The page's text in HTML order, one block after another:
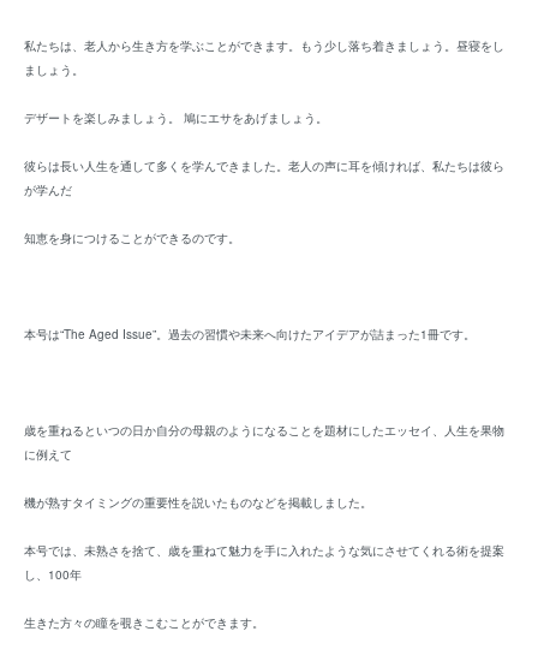
私たちは、老人から生き方を学ぶことができます。もう少し落ち着きましょう。昼寝をし
ましょう。
デザートを楽しみましょう。 鳩にエサをあげましょう。
彼らは長い人生を通して多くを学んできました。老人の声に耳を傾ければ、私たちは彼ら
が学んだ
知恵を身につけることができるのです。
本号は“The Aged Issue”。過去の習慣や未来へ向けたアイデアが詰まった1冊です。
歳を重ねるといつの日か自分の母親のようになることを題材にしたエッセイ、人生を果物
に例えて
機が熟すタイミングの重要性を説いたものなどを掲載しました。
本号では、未熟さを捨て、歳を重ねて魅力を手に入れたような気にさせてくれる術を提案
し、100年
生きた方々の瞳を覗きこむことができます。